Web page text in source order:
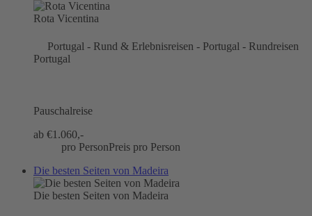
Rota Vicentina
Portugal - Rund & Erlebnisreisen - Portugal - Rundreisen
Portugal
Pauschalreise
ab €1.060,-
pro PersonPreis pro Person
Die besten Seiten von Madeira
Die besten Seiten von Madeira